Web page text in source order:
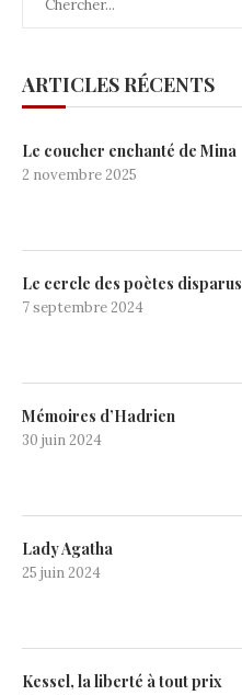
ARTICLES RÉCENTS
Le coucher enchanté de Mina
2 novembre 2025
Le cercle des poètes disparus
7 septembre 2024
Mémoires d’Hadrien
30 juin 2024
Lady Agatha
25 juin 2024
Kessel, la liberté à tout prix